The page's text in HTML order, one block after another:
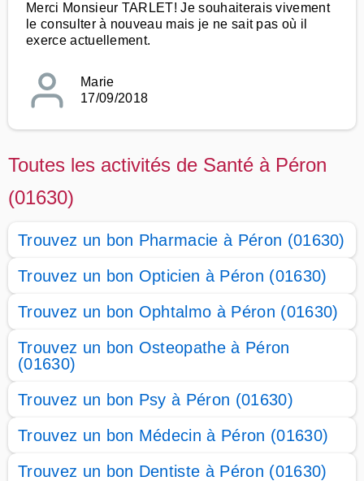
Merci Monsieur TARLET! Je souhaiterais vivement
le consulter à nouveau mais je ne sait pas où il
exerce actuellement.
Marie
17/09/2018
Toutes les activités de Santé à Péron
(01630)
Trouvez un bon Pharmacie à Péron (01630)
Trouvez un bon Opticien à Péron (01630)
Trouvez un bon Ophtalmo à Péron (01630)
Trouvez un bon Osteopathe à Péron
(01630)
Trouvez un bon Psy à Péron (01630)
Trouvez un bon Médecin à Péron (01630)
Trouvez un bon Dentiste à Péron (01630)